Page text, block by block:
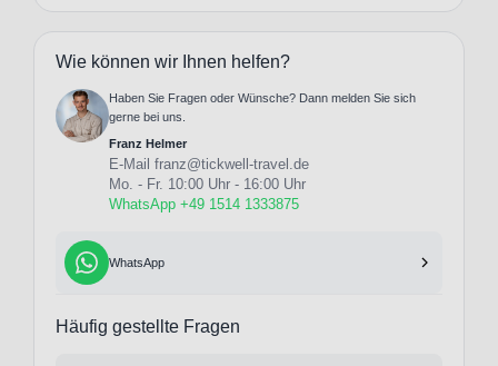
Wie können wir Ihnen helfen?
Haben Sie Fragen oder Wünsche? Dann melden Sie sich
gerne bei uns.
Franz Helmer
E-Mail franz@tickwell-travel.de
Mo. - Fr. 10:00 Uhr - 16:00 Uhr
WhatsApp +49 1514 1333875
WhatsApp
Häufig gestellte Fragen